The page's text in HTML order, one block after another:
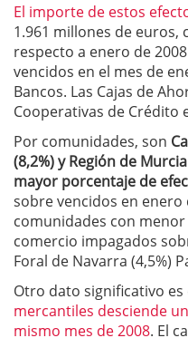
El importe de estos
1.961 millones de euros,
respecto a enero de
vencidos en el mes de
Bancos. Las Cajas de
Cooperativas de Crédito
Por comunidades, son
(8,2%) y Región de
mayor porcentaje de
sobre vencidos en enero
comunidades con
comercio impagados
Foral de Navarra (4,5%)
Otro dato significativo es
mercantiles desciende
mismo mes de 2008. El